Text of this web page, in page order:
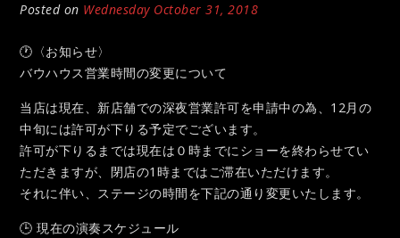
Posted on Wednesday October 31, 2018
🕐 〈お知らせ〉
バウハウス営業時間の変更について
当店は現在、新店舗での深夜営業許可を申請中の為、12月の
中旬には許可が下りる予定でございます。
許可が下りるまでは現在は０時までにショーを終わらせてい
ただきますが、閉店の1時まではご滞在いただけます。
それに伴い、ステージの時間を下記の通り変更いたします。
🕒 現在の演奏スケジュール